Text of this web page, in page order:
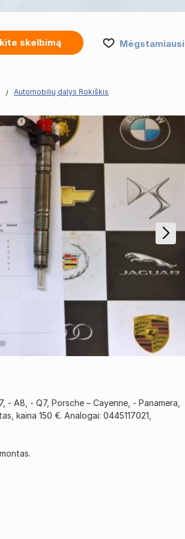
skelbimą Mėgstamiausi
Automobilių dalys Rokiškis
A8, - Q7, Porsche – Cayenne, - Panamera,
kaina 150 €. Analogai: 0445117021,